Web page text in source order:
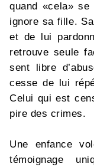
quand «cela»
ignore sa fille.
et de lui
retrouve seule
sent libre
cesse de lui
Celui qui est
pire des crimes.
Une enfance
témoignage